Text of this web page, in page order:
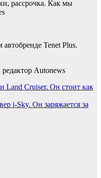
рассрочка. Как мы
Autonews
Cruiser. Он стоит как
i-Sky. Он заряжается за